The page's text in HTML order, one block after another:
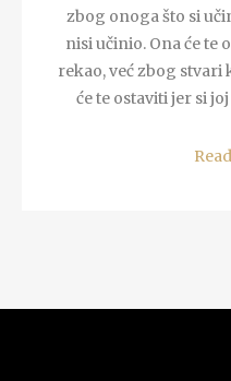
zbog onoga što si
nisi učinio. Ona će te
rekao, već zbog stvari
će te ostaviti jer si